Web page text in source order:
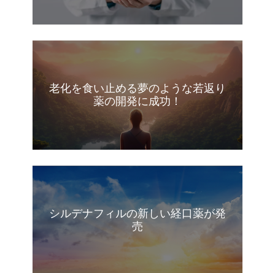
老化を食い止める夢のような若返り
薬の開発に成功！
シルデナフィルの新しい経口薬が発
売